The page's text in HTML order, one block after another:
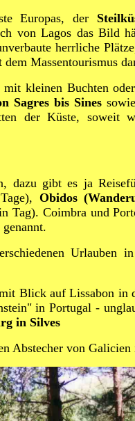
Europas, der
von Lagos das Bild
herrliche
dem Massentourismus
kleinen Buchten
Sagres bis Sines
der Küste, soweit
dazu gibt es ja
Obidos
Tag). Coimbra und
Urlauben
Blick auf Lissabon in
in Portugal -
in Silves
Abstecher von Galicien